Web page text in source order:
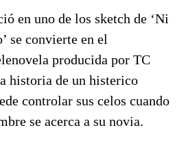
en uno de los sketch de ‘Ni
se convierte en el
producida por TC
historia de un histerico
controlar sus celos cuando
se acerca a su novia.